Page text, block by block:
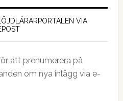
VIA
att prenumerera på
om nya inlägg via e-